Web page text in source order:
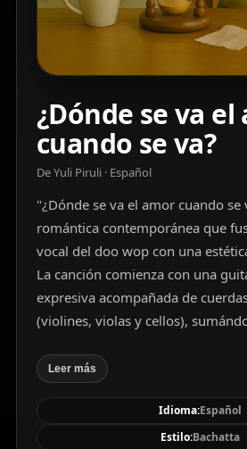
¿Dónde se va
cuando se va?
De Yuli Piruli · Español
"¿Dónde se va el amor cuando se
romántica contemporánea que
vocal del doo wop con una
La canción comienza con una
expresiva acompañada de
(violines, violas y cellos),
una base rítmica de bachata con
elevan el estribillo con alma,
la melodía y la ternura. La letra
Leer más
Idioma:Español
Estilo:Bachatta